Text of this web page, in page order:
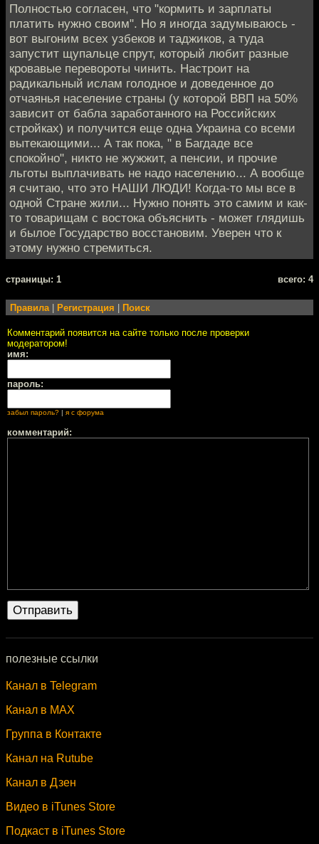
Полностью согласен, что "кормить и зарплаты
платить нужно своим". Но я иногда задумываюсь -
вот выгоним всех узбеков и таджиков, а туда
запустит щупальце спрут, который любит разные
кровавые перевороты чинить. Настроит на
радикальный ислам голодное и доведенное до
отчаянья население страны (у которой ВВП на 50%
зависит от бабла заработанного на Российских
стройках) и получится еще одна Украина со всеми
вытекающими... А так пока, " в Багдаде все
спокойно", никто не жужжит, а пенсии, и прочие
льготы выплачивать не надо населению... А вообще
я считаю, что это НАШИ ЛЮДИ! Когда-то мы все в
одной Стране жили... Нужно понять это самим и как-
то товарищам с востока объяснить - может глядишь
и былое Государство восстановим. Уверен что к
этому нужно стремиться.
cтраницы: 1 всего: 4
Правила | Регистрация | Поиск
Комментарий появится на сайте только после проверки
модератором!
имя:
пароль:
забыл пароль? | я с форума
комментарий:
полезные ссылки
Канал в Telegram
Канал в MAX
Группа в Контакте
Канал на Rutube
Канал в Дзен
Видео в iTunes Store
Подкаст в iTunes Store